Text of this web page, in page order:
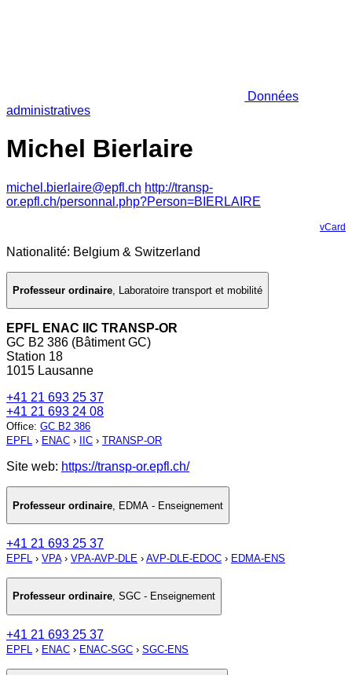
Données
administratives
Michel Bierlaire
michel.bierlaire@epfl.ch http://transp-
or.epfl.ch/personnal.php?Person=BIERLAIRE
vCard
Nationalité: Belgium & Switzerland
Professeur ordinaire, Laboratoire transport et mobilité
EPFL ENAC IIC TRANSP-OR
GC B2 386 (Bâtiment GC)
Station 18
1015 Lausanne
+41 21 693 25 37
+41 21 693 24 08
Office: GC B2 386
EPFL › ENAC › IIC › TRANSP-OR
Site web: https://transp-or.epfl.ch/
Professeur ordinaire EDMA - Enseignement
+41 21 693 25 37
EPFL › VPA› VPA-AVP-DLE › AVP-DLE-EDOC › EDMA-ENS
Professeur ordinaire, SGC - Enseignement
+41 21 693 25 37
EPFL › ENAC › ENAC-SGC › SGC-ENS